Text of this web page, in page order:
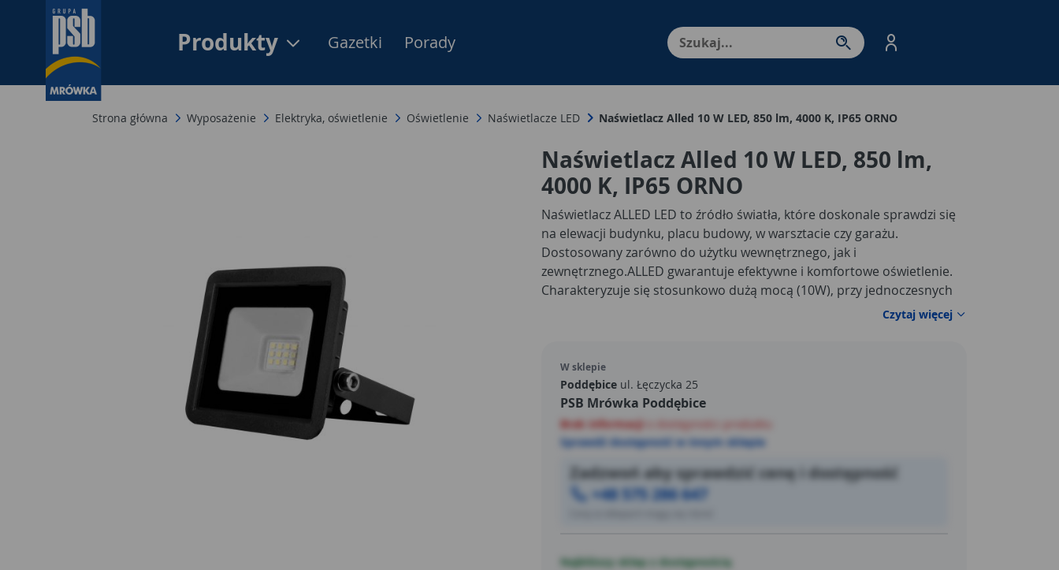
Produkty Menu Produktów, nawigacja: Enter - przejdź do strony produktów. Spacja – otwórz/
Gazetki Porady
Strona główna Wyposażenie Elektryka, oświetlenie Oświetlenie Naświetlacze LED Naświetlacz Alled 10 W LED, 850 lm, 4000 K, IP65 ORNO
Naświetlacz Alled 10 W LED, 850 lm,
4000 K, IP65 ORNO
Naświetlacz ALLED LED to źródło światła, które doskonale sprawdzi się
na elewacji budynku, placu budowy, w warsztacie czy garażu.
Dostosowany zarówno do użytku wewnętrznego, jak i
zewnętrznego.ALLED gwarantuje efektywne i komfortowe oświetlenie.
Charakteryzuje się stosunkowo dużą mocą (10W), przy jednoczesnych
niewielkich rozmiarach. Źródło światła LED generuje strumień świetlny
trwałość, a dzięki wysokiemu stopniu ochrony IP65, naświetlacz
odporny jest na wszelkie warunki atmosferyczne.
aluminium oraz przezroczysty klosz wykonany z trwałego szkła i jego
kompaktowe wymiary (83x21x110mm) sprawiają, że łatwo integruje się
w różnorodnych przestrzeniach, zapewniając nie tylko funkcjonalność,
do montażu natynkowego ścienno-sufitowego, ale również na statywie,
by móc dostosować urządzenie do preferencji użytkownika.
Czytaj więcej
W sklepie
Poddębice ul. Łęczycka 25
PSB Mrówka Poddębice
Brak informacji
o dostępności produktu
Sprawdź dostępność w innym sklepie
Zadzwoń aby sprawdzić cenę i dostępność
+48 575 286 647
Najbliższy sklep z dostępnością